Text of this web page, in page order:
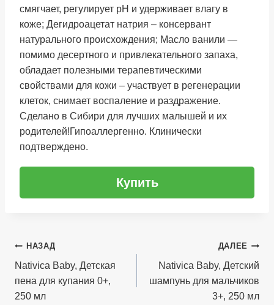
смягчает, регулирует pH и удерживает влагу в
коже; Дегидроацетат натрия – консервант
натурального происхождения; Масло ванили —
помимо десертного и привлекательного запаха,
обладает полезными терапевтическими
свойствами для кожи – участвует в регенерации
клеток, снимает воспаление и раздражение.
Сделано в Сибири для лучших малышей и их
родителей!Гипоаллергенно. Клинически
подтверждено.
Купить
Навигация
по
записям
НАЗАД
Nativica Baby, Детская
пена для купания 0+,
250 мл
ДАЛЕЕ
Nativica Baby, Детский
шампунь для мальчиков
3+, 250 мл